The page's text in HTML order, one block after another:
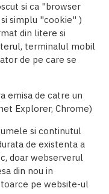
si ca "browser
simplu "cookie" )
din litere si
terminalul mobil
de pe care se
emisa de catre un
Explorer, Chrome)
si continutul
de existenta a
doar webserverul
din nou in
pe website-ul